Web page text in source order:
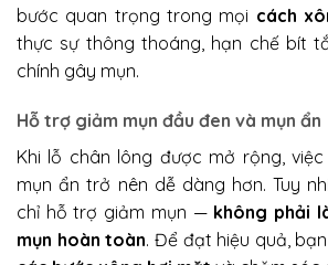
bước quan trọng trong mọi cách
thực sự thông thoáng, hạn chế bít
chính gây mụn.
Hỗ trợ giảm mụn đầu đen và mụn ẩn
Khi lỗ chân lông được mở rộng,
mụn ẩn trở nên dễ dàng hơn. Tuy
chỉ hỗ trợ giảm mụn — không phải
mụn hoàn toàn. Để đạt hiệu quả,